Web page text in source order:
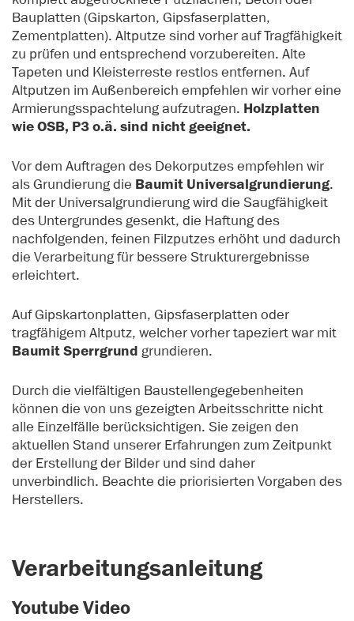
Bauplatten (Gipskarton, Gipsfaserplatten,
Zementplatten). Altputze sind vorher auf Tragfähigkeit
zu prüfen und entsprechend vorzubereiten. Alte
Tapeten und Kleisterreste restlos entfernen. Auf
Altputzen im Außenbereich empfehlen wir vorher eine
Armierungsspachtelung aufzutragen. Holzplatten
wie OSB, P3 o.ä. sind nicht geeignet.
Vor dem Auftragen des Dekorputzes empfehlen wir
als Grundierung die Baumit Universalgrundierung.
Mit der Universalgrundierung wird die Saugfähigkeit
des Untergrundes gesenkt, die Haftung des
nachfolgenden, feinen Filzputzes erhöht und dadurch
die Verarbeitung für bessere Strukturergebnisse
erleichtert.
Auf Gipskartonplatten, Gipsfaserplatten oder
tragfähigem Altputz, welcher vorher tapeziert war mit
Baumit Sperrgrund grundieren.
Durch die vielfältigen Baustellengegebenheiten
können die von uns gezeigten Arbeitsschritte nicht
alle Einzelfälle berücksichtigen. Sie zeigen den
aktuellen Stand unserer Erfahrungen zum Zeitpunkt
der Erstellung der Bilder und sind daher
unverbindlich. Beachte die priorisierten Vorgaben des
Herstellers.
Verarbeitungsanleitung
Youtube Video